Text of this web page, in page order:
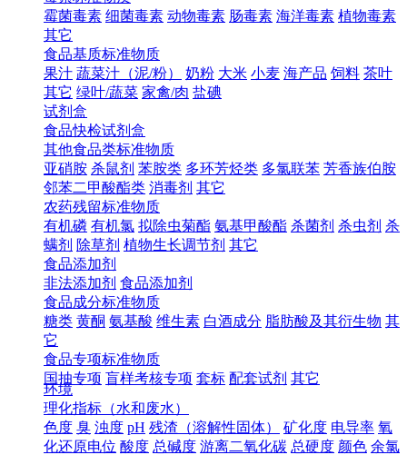
霉菌毒素 细菌毒素 动物毒素 肠毒素 海洋毒素 植物毒素
其它
食品基质标准物质
果汁 蔬菜汁（泥/粉） 奶粉 大米 小麦 海产品 饲料 茶叶
其它 绿叶/蔬菜 家禽/肉 盐碘
试剂盒
食品快检试剂盒
其他食品类标准物质
亚硝胺 杀鼠剂 苯胺类 多环芳烃类 多氯联苯 芳香族伯胺
邻苯二甲酸酯类 消毒剂 其它
农药残留标准物质
有机磷 有机氯 拟除虫菊酯 氨基甲酸酯 杀菌剂 杀虫剂 杀
螨剂 除草剂 植物生长调节剂 其它
食品添加剂
非法添加剂 食品添加剂
食品成分标准物质
糖类 黄酮 氨基酸 维生素 白酒成分 脂肪酸及其衍生物 其
它
食品专项标准物质
国抽专项 盲样考核专项 套标 配套试剂 其它
环境
理化指标（水和废水）
色度 臭 浊度 pH 残渣（溶解性固体） 矿化度 电导率 氧
化还原电位 酸度 总碱度 游离二氧化碳 总硬度 颜色 余氯